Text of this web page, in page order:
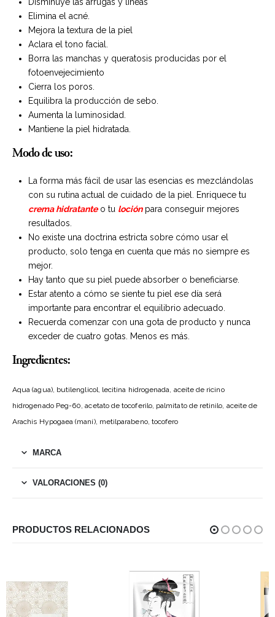
Elimina el acné.
Mejora la textura de la piel
Aclara el tono facial.
Borra las manchas y queratosis producidas por el
fotoenvejecimiento
Cierra los poros.
Equilibra la producción de sebo.
Aumenta la luminosidad.
Mantiene la piel hidratada.
Modo de uso:
La forma más fácil de usar las esencias es mezclándolas
con su rutina actual de cuidado de la piel. Enriquece tu
crema hidratanteo tu lociónpara conseguir mejores
resultados.
No existe una doctrina estricta sobre cómo usar el
producto, solo tenga en cuenta que más no siempre es
mejor.
Hay tanto que su piel puede absorber o beneficiarse.
Estar atento a cómo se siente tu piel ese día será
importante para encontrar el equilibrio adecuado.
Recuerda comenzar con una gota de producto y nunca
exceder de cuatro gotas. Menos es más.
Ingredientes:
Aqua (agua), butilenglicol, lecitina hidrogenada, aceite de ricino
hidrogenado Peg-60, acetato de tocoferilo, palmitato de retinilo, aceite de
Arachis Hypogaea (maní), metilparabeno, tocofero
MARCA
VALORACIONES (0)
PRODUCTOS RELACIONADOS